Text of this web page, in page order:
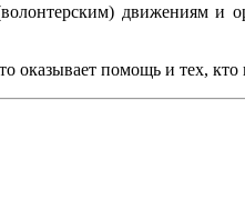
движениям и
оказывает помощь и тех, кто